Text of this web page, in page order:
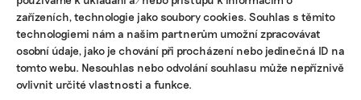
zařízeních, technologie jako soubory cookies. Souhlas s těmito
technologiemi nám a našim partnerům umožní zpracovávat
osobní údaje, jako je chování při procházení nebo jedinečná ID na
tomto webu. Nesouhlas nebo odvolání souhlasu může nepříznivě
ovlivnit určité vlastnosti a funkce.
KOMERČNÍ SDĚLENÍ